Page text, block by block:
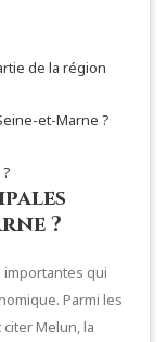
de la région
et-Marne ?
?
qui
Parmi les
Melun, la